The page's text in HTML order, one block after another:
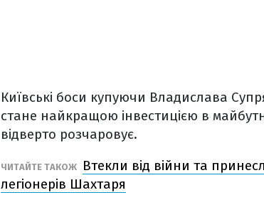
Київські боси купуючи Владислава
стане найкращою інвестицією в
відверто розчаровує.
ЧИТАЙТЕ ТАКОЖ
Втекли від війни та
легіонерів Шахтаря